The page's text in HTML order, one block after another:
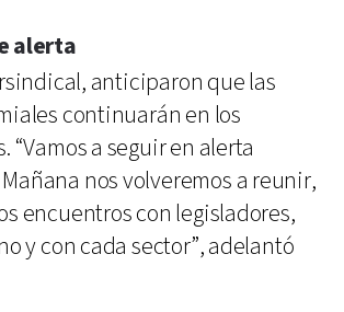
alerta
anticiparon que las
continuarán en los
“Vamos a seguir en alerta
nos volveremos a reunir,
encuentros con legisladores,
y con cada sector”, adelantó